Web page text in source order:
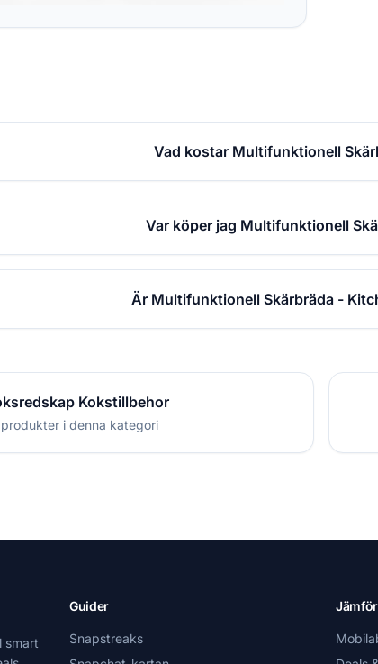
Vad kostar Multifunktionell
Var köper jag Multifunktionell
Är Multifunktionell Skärbräda -
Kokstillbehor
produkter i denna kategori
smart
Guider
Snapstreaks